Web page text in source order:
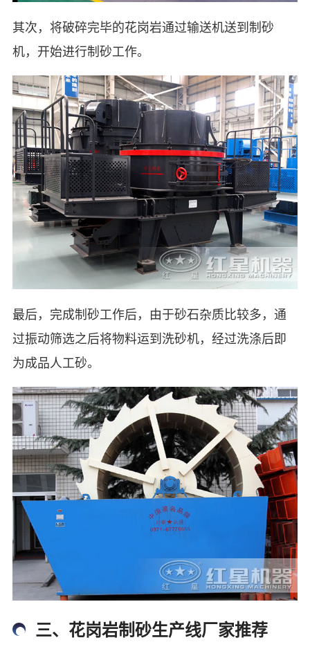
其次，将破碎完毕的花岗岩通过输送机送到制砂
机，开始进行制砂工作。
最后，完成制砂工作后，由于砂石杂质比较多，通
过振动筛选之后将物料运到洗砂机，经过洗涤后即
为成品人工砂。
三、花岗岩制砂生产线厂家推荐